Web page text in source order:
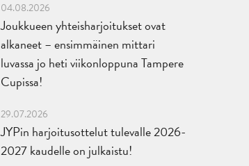
04.08.2026
Joukkueen yhteisharjoitukset ovat
alkaneet – ensimmäinen mittari
luvassa jo heti viikonloppuna Tampere
Cupissa!
29.07.2026
JYPin harjoitusottelut tulevalle 2026-
2027 kaudelle on julkaistu!